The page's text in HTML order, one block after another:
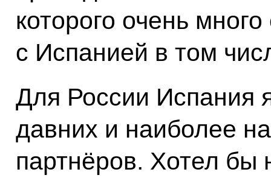
которого очень
с Испанией в том
Для России Испания
давних и наиболее
партнёров. Хотел бы